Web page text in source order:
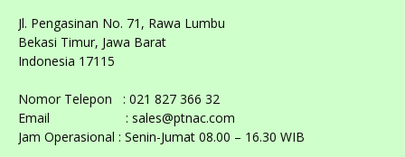
#keajaibandunia
00:16
JANGAN NONTON VIDEO INI KALAU
PENASARAN!!! PERCUMA!!!
KALEIDOSKOP 2012-2022: Kontribusi 10 Tahun
PT. Niaga Artha Chemcons || DUNIA
KONSTRUKSI CHANNEL
04:13
Jl. Pengasinan No. 71, Rawa Lumbu
Bekasi Timur, Jawa Barat
Indonesia 17115
Nomor Telepon : 021 827 366 32
Email : sales@ptnac.com
Jam Operasional : Senin-Jumat 08.00 – 16.30 WIB